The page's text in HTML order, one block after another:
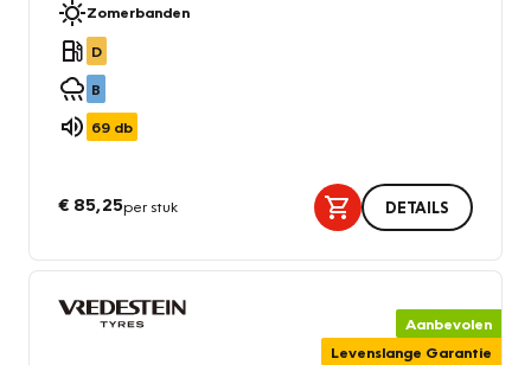
Zomerbanden
D
B
69 db
€ 85,25per stuk DETAILS
Aanbevolen
Levenslange Garantie